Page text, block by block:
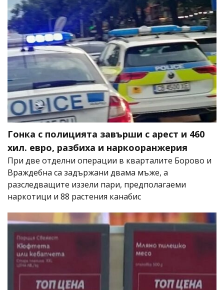
Гонка с полицията завърши с арест и 460
хил. евро, разбиха и наркооранжерия
При две отделни операции в кварталите Борово и
Враждебна са задържани двама мъже, а
разследващите иззели пари, предполагаеми
наркотици и 88 растения канабис